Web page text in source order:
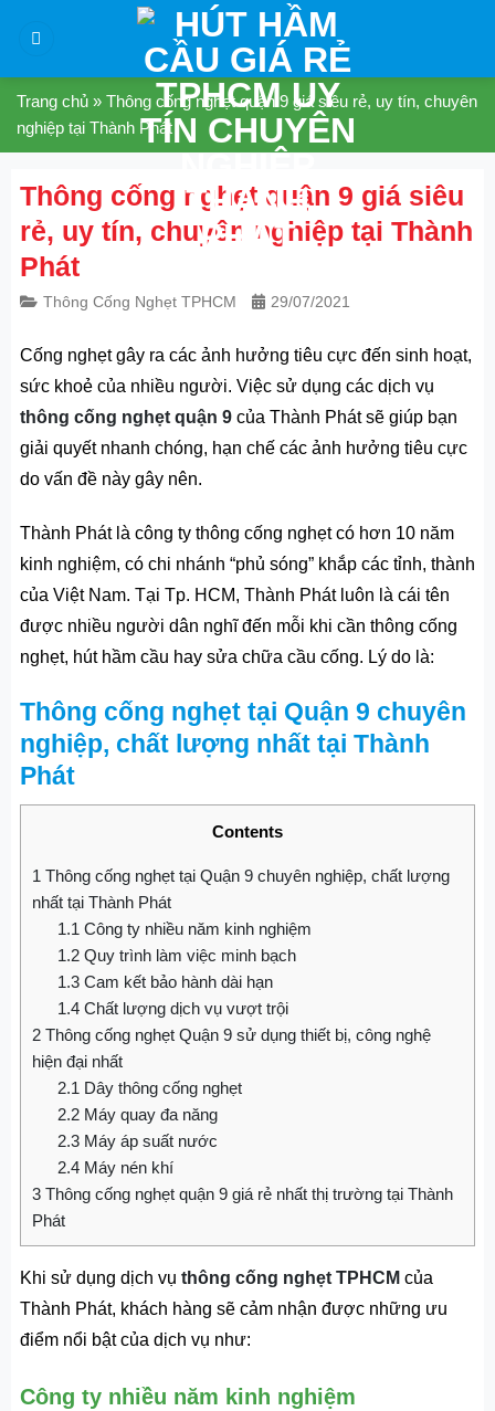
Trang chủ » Thông cống nghẹt quận 9 giá siêu rẻ, uy tín, chuyên
nghiệp tại Thành Phát
Thông cống nghẹt quận 9 giá siêu
rẻ, uy tín, chuyên nghiệp tại Thành
Phát
Thông Cống Nghẹt TPHCM 29/07/2021
Cống nghẹt gây ra các ảnh hưởng tiêu cực đến sinh hoạt,
sức khoẻ của nhiều người. Việc sử dụng các dịch vụ
thông cống nghẹt quận 9 của Thành Phát sẽ giúp bạn
giải quyết nhanh chóng, hạn chế các ảnh hưởng tiêu cực
do vấn đề này gây nên.
Thành Phát là công ty thông cống nghẹt có hơn 10 năm
kinh nghiệm, có chi nhánh “phủ sóng” khắp các tỉnh, thành
của Việt Nam. Tại Tp. HCM, Thành Phát luôn là cái tên
được nhiều người dân nghĩ đến mỗi khi cần thông cống
nghẹt, hút hầm cầu hay sửa chữa cầu cống. Lý do là:
Thông cống nghẹt tại Quận 9 chuyên
nghiệp, chất lượng nhất tại Thành
Phát
Contents
1 Thông cống nghẹt tại Quận 9 chuyên nghiệp, chất lượng
nhất tại Thành Phát
1.1 Công ty nhiều năm kinh nghiệm
1.2Quy trình làm việc minh bạch
1.3Cam kết bảo hành dài hạn
1.4Chất lượng dịch vụ vượt trội
2 Thông cống nghẹt Quận 9 sử dụng thiết bị, công nghệ
hiện đại nhất
2.1 Dây thông cống nghẹt
2.2Máy quay đa năng
2.3Máy áp suất nước
2.4Máy nén khí
3 Thông cống nghẹt quận 9 giá rẻ nhất thị trường tại Thành
Phát
Khi sử dụng dịch vụ thông cống nghẹt TPHCM của
Thành Phát, khách hàng sẽ cảm nhận được những ưu
điểm nổi bật của dịch vụ như:
Công ty nhiều năm kinh nghiệm